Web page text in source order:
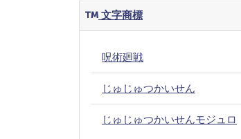
文字商標
呪術廻戦
じゅじゅつかいせん
じゅじゅつかいせんモジュロ